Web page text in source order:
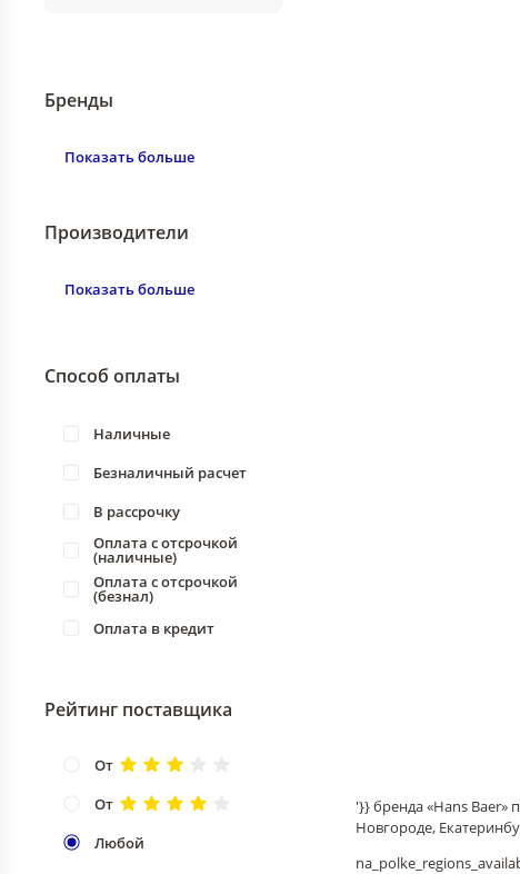
Бренды
Показать больше
Производители
Показать больше
Способ оплаты
Наличные
Безналичный расчет
В рассрочку
Оплата с отсрочкой
(наличные)
Оплата с отсрочкой
(безнал)
Оплата в кредит
Рейтинг поставщика
От
От
Любой
'}} бренда «Hans Baer»
Новгороде,